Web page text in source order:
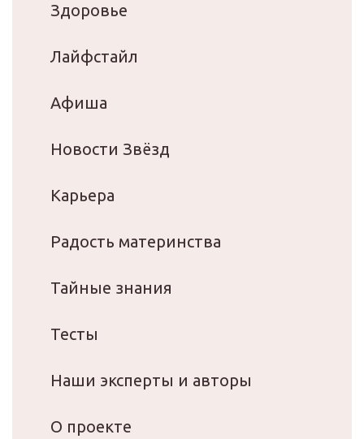
Здоровье
Лайфстайл
Афиша
Новости Звёзд
Карьера
Радость материнства
Тайные знания
Тесты
Наши эксперты и авторы
О проекте